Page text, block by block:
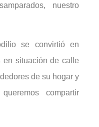
nuestro
se convirtió en
en situación de calle
de su hogar y
compartir